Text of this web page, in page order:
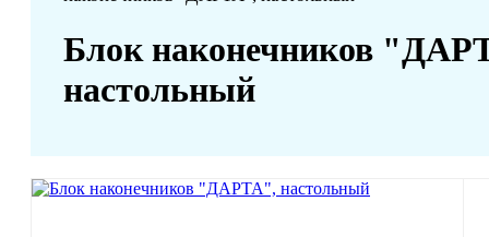
Блок наконечников
настольный